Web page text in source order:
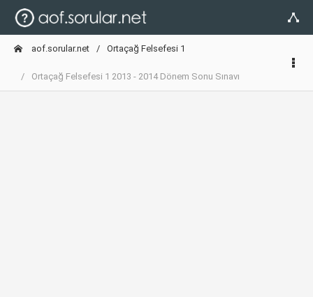
aof.sorular.net Ortaçağ Felsefesi 1
Ortaçağ Felsefesi 1 2013 - 2014 Dönem Sonu Sınavı